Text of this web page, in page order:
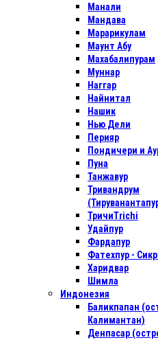
Манали
Мандава
Марарикулам
Маунт Абу
Махабалипурам
Муннар
Наггар
Найнитал
Нашик
Нью Дели
Перияр
Пондичери и
Пуна
Танжавур
Тривандрум
ТричиTrichi
Удайпур
Фардапур
Фатехпур -
Харидвар
Шимла
Индонезия
Баликпапан
Калимантан)
Денпасар